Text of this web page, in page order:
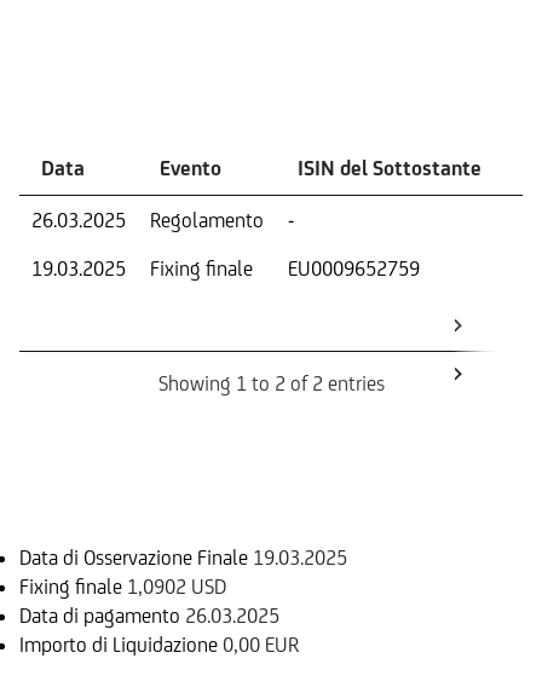
Data Evento ISIN del Sottostante
26.03.2025 Regolamento -
19.03.2025
Fixing finale EU0009652759
Showing 1 to 2 of 2 entries
Data di Osservazione Finale 19.03.2025
Fixing finale 1,0902 USD
Data di pagamento 26.03.2025
Importo di Liquidazione 0,00 EUR